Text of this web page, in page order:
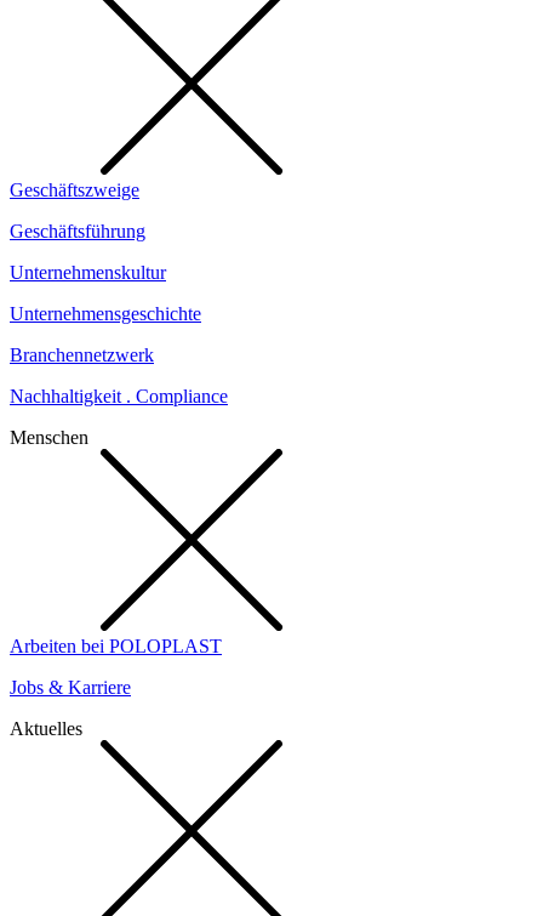
Geschäftszweige
Geschäftsführung
Unternehmenskultur
Unternehmensgeschichte
Branchennetzwerk
Nachhaltigkeit . Compliance
Menschen
Arbeiten bei POLOPLAST
Jobs & Karriere
Aktuelles